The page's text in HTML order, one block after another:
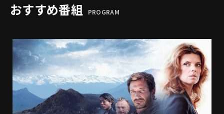
おすすめ番組 PROGRAM